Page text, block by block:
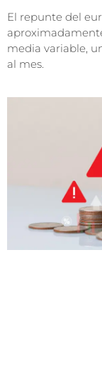
El repunte del
media variable,
al mes.